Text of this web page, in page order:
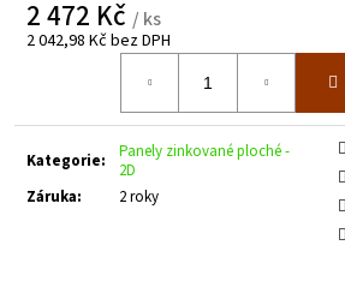
2 472 Kč / ks
2 042,98 Kč bez DPH
Kategorie:
Panely zinkované ploché -
2D
Záruka: 2 roky